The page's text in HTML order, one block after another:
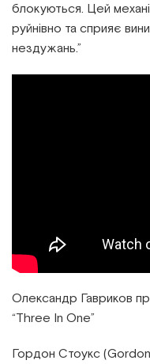
блокуються. Цей
руйнівно та сприяє
нездужань.”
Олександр Гавриков
“Three In One”
Гордон Стоукс